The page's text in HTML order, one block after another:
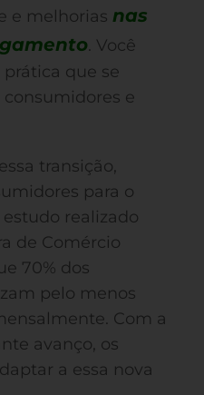
e melhorias nas
. Você
que se
e
transição,
para o
realizado
de Comércio
70% dos
pelo menos
Com a
avanço, os
a essa nova